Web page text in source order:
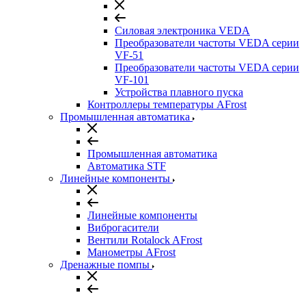
Силовая электроника VEDA
Преобразователи частоты VEDA серии
VF-51
Преобразователи частоты VEDA серии
VF-101
Устройства плавного пуска
Контроллеры температуры AFrost
Промышленная автоматика
Промышленная автоматика
Автоматика STF
Линейные компоненты
Линейные компоненты
Виброгасители
Вентили Rotalock AFrost
Манометры AFrost
Дренажные помпы